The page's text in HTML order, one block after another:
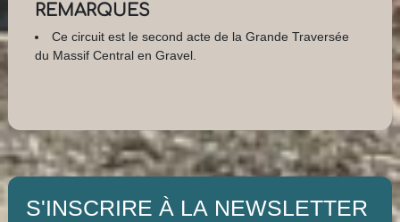
REMARQUES
Ce circuit est le second acte de la Grande Traversée
du Massif Central en Gravel.
S'INSCRIRE À LA NEWSLETTER